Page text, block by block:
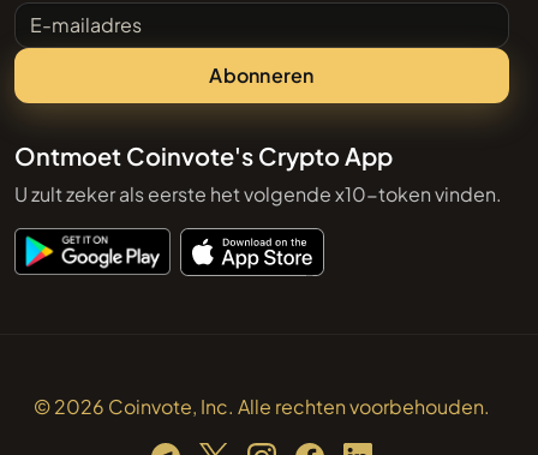
E-mailadres
Abonneren
Ontmoet Coinvote's Crypto App
U zult zeker als eerste het volgende x10-token vinden.
© 2026 Coinvote, Inc. Alle rechten voorbehouden.